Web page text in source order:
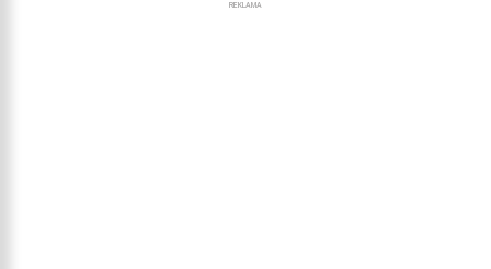
REKLAMA